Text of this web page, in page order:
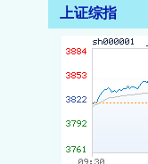
上证综指